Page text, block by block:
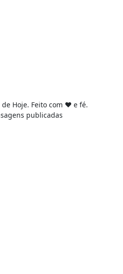
Hoje. Feito com ❤️ e fé.
publicadas